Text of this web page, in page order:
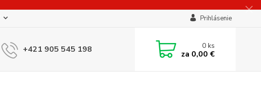
Prihlásenie
+421 905 545 198 0ks
za 0,00 €